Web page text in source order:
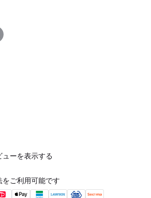
ーを表示する
ご利用可能です